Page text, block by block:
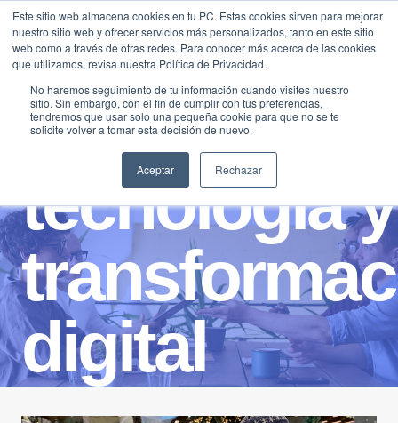
Este sitio web almacena cookies en tu PC. Estas cookies sirven para mejorar
nuestro sitio web y ofrecer servicios más personalizados, tanto en este sitio
web como a través de otras redes. Para conocer más acerca de las cookies
que utilizamos, revisa nuestra Política de Privacidad.
No haremos seguimiento de tu información cuando visites nuestro
sitio. Sin embargo, con el fin de cumplir con tus preferencias,
tendremos que usar solo una pequeña cookie para que no se te
solicite volver a tomar esta decisión de nuevo.
Aceptar Rechazar
Saltar
contenido
tecnología y
digital
Traducir »